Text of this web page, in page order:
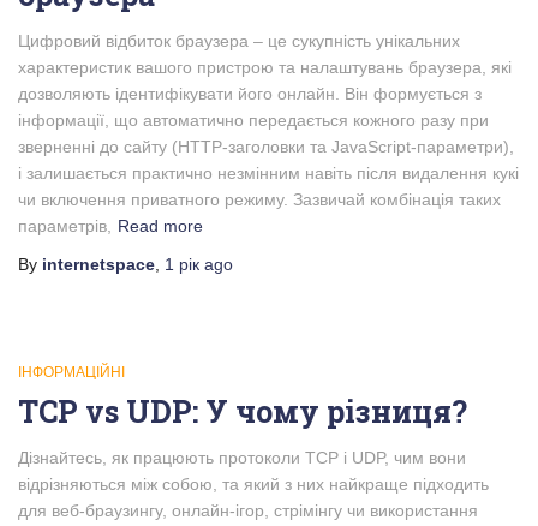
Цифровий відбиток браузера – це сукупність унікальних
характеристик вашого пристрою та налаштувань браузера, які
дозволяють ідентифікувати його онлайн. Він формується з
інформації, що автоматично передається кожного разу при
зверненні до сайту (HTTP-заголовки та JavaScript-параметри),
і залишається практично незмінним навіть після видалення кукі
чи включення приватного режиму. Зазвичай комбінація таких
параметрів,
Read more
By internetspace 1 рік ago
ІНФОРМАЦІЙНІ
TCP vs UDP: У чому різниця?
Дізнайтесь, як працюють протоколи TCP і UDP, чим вони
відрізняються між собою, та який з них найкраще підходить
для веб-браузингу, онлайн-ігор, стрімінгу чи використання